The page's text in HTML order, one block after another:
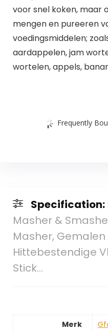
voor snel koken, maar
mengen en pureeren
voedingsmiddelen;
aardappelen, jam
wortelen, appels,
Frequently
Specification:
Masher &
Masher,
Hittebestendige
Stick…
Merk